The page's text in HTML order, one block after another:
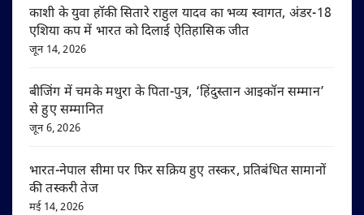
काशी के युवा हॉकी सितारे राहुल यादव का भव्य स्वागत, अंडर-18
एशिया कप में भारत को दिलाई ऐतिहासिक जीत
जून 14, 2026
बीजिंग में चमके मथुरा के पिता-पुत्र, ‘हिंदुस्तान आइकॉन सम्मान’
से हुए सम्मानित
जून 6, 2026
भारत-नेपाल सीमा पर फिर सक्रिय हुए तस्कर, प्रतिबंधित सामानों
की तस्करी तेज
मई 14, 2026